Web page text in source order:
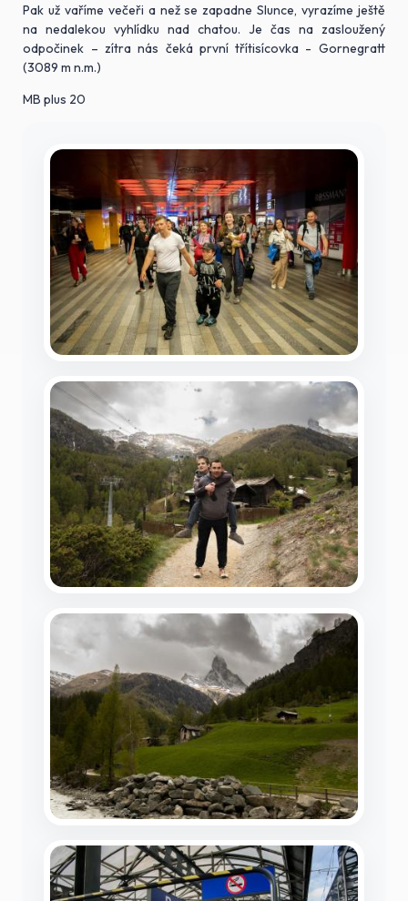
Pak už vaříme večeři a než se zapadne Slunce, vyrazíme ještě
na nedalekou vyhlídku nad chatou. Je čas na zasloužený
odpočinek – zítra nás čeká první třítisícovka - Gornegratt
(3089 m n.m.)
MB plus 20